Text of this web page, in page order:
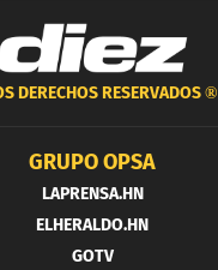
DERECHOS RESERVADOS ®
GRUPO OPSA
LAPRENSA.HN
ELHERALDO.HN
GOTV